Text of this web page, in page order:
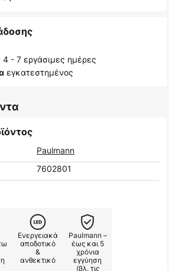
- 7 εργάσιμες ημέρες
εγκατεστημένος
Paulmann
7602801
Ενεργειακά
αποδοτικό
&
ανθεκτικό
Paulmann –
έως και 5
χρόνια
εγγύηση
(βλ. τις